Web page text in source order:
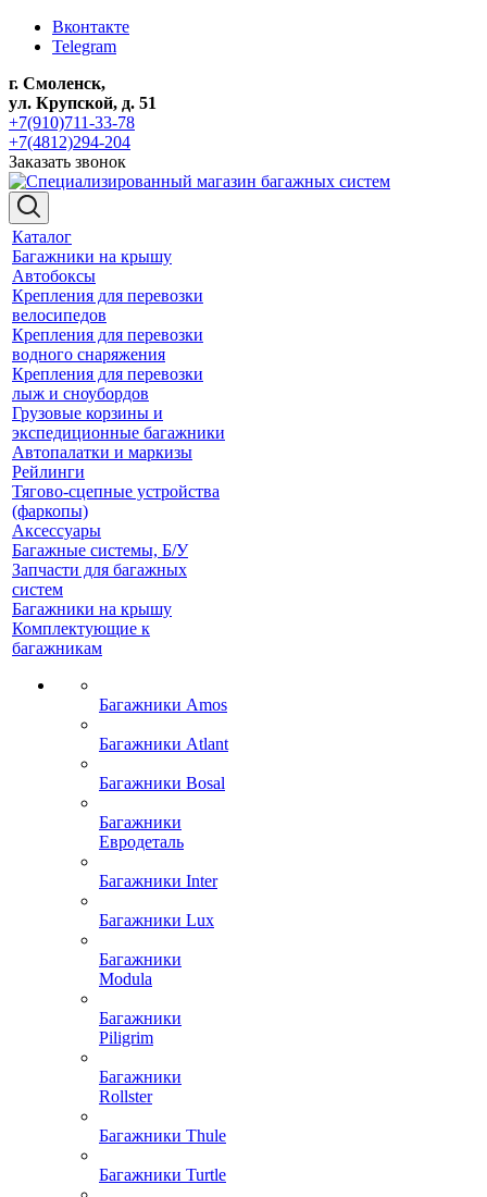
Вконтакте
Telegram
г. Смоленск,
ул. Крупской, д. 51
+7(910)711-33-78
+7(4812)294-204
Заказать звонок
Каталог
Багажники на крышу
Автобоксы
Крепления для перевозки
велосипедов
Крепления для перевозки
водного снаряжения
Крепления для перевозки
лыж и сноубордов
Грузовые корзины и
экспедиционные багажники
Автопалатки и маркизы
Рейлинги
Тягово-сцепные устройства
(фаркопы)
Аксессуары
Багажные системы, Б/У
Запчасти для багажных
систем
Багажники на крышу
Комплектующие к
багажникам
Багажники Amos
Багажники Atlant
Багажники Bosal
Багажники
Евродеталь
Багажники Inter
Багажники Lux
Багажники
Modula
Багажники
Piligrim
Багажники
Rollster
Багажники Thule
Багажники Turtle